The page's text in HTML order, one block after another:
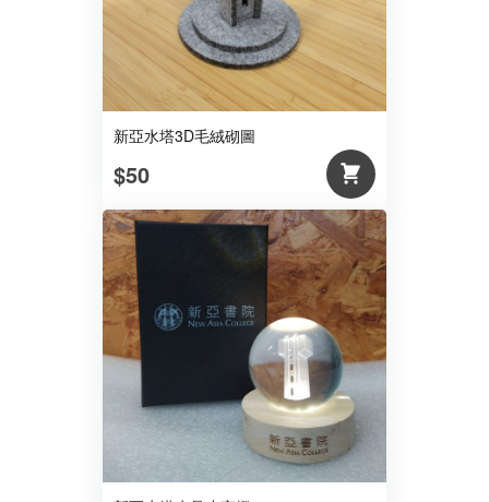
新亞水塔3D毛絨砌圖
$50